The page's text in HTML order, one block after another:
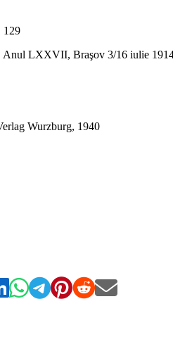
129
Anul LXXVII, Braşov 3/16 iulie
Wurzburg, 1940